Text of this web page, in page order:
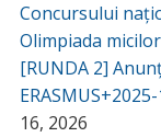
Concursului
Olimpiada
[RUNDA 2]
16, 2026